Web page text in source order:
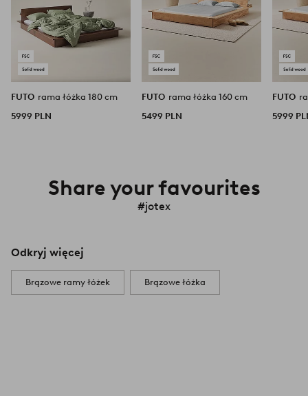
FUTO rama łóżka 180 cm
5999 PLN
FUTO rama łóżka 160 cm
5499 PLN
FUTO
5999
Share your favourites
#jotex
Odkryj więcej
Brązowe ramy łóżek Brązowe łóżka